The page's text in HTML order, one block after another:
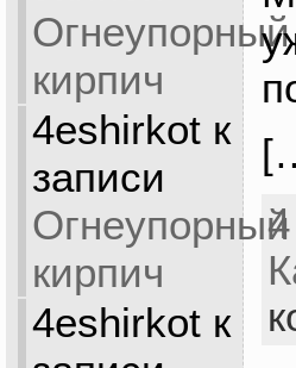
Огнеупорный
кирпич
4eshirkotк
записи
Огнеупорный
кирпич
4eshirkotк